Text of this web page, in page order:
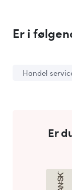
Er i
Handel
Er